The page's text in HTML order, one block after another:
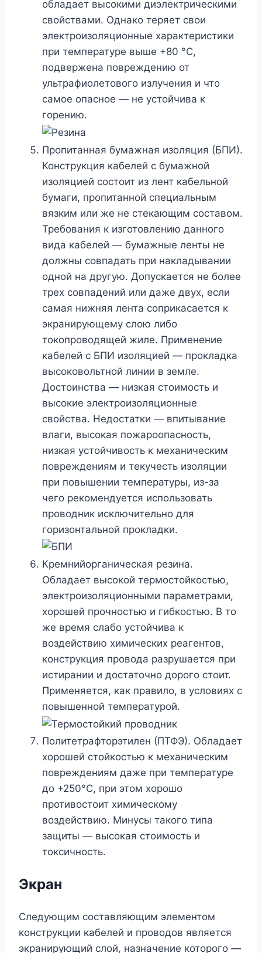
обладает высокими диэлектрическими
свойствами. Однако теряет свои
электроизоляционные характеристики
при температуре выше +80 °С,
подвержена повреждению от
ультрафиолетового излучения и что
самое опасное — не устойчива к
горению.
Пропитанная бумажная изоляция (БПИ).
Конструкция кабелей с бумажной
изоляцией состоит из лент кабельной
бумаги, пропитанной специальным
вязким или же не стекающим составом.
Требования к изготовлению данного
вида кабелей — бумажные ленты не
должны совпадать при накладывании
одной на другую. Допускается не более
трех совпадений или даже двух, если
самая нижняя лента соприкасается к
экранирующему слою либо
токопроводящей жиле. Применение
кабелей с БПИ изоляцией — прокладка
высоковольтной линии в земле.
Достоинства — низкая стоимость и
высокие электроизоляционные
свойства. Недостатки — впитывание
влаги, высокая пожароопасность,
низкая устойчивость к механическим
повреждениям и текучесть изоляции
при повышении температуры, из-за
чего рекомендуется использовать
проводник исключительно для
горизонтальной прокладки.
Кремнийорганическая резина.
Обладает высокой термостойкостью,
электроизоляционными параметрами,
хорошей прочностью и гибкостью. В то
же время слабо устойчива к
воздействию химических реагентов,
конструкция провода разрушается при
истирании и достаточно дорого стоит.
Применяется, как правило, в условиях с
повышенной температурой.
Политетрафторэтилен (ПТФЭ). Обладает
хорошей стойкостью к механическим
повреждениям даже при температуре
до +250°С, при этом хорошо
противостоит химическому
воздействию. Минусы такого типа
защиты — высокая стоимость и
токсичность.
Экран
Следующим составляющим элементом
конструкции кабелей и проводов является
экранирующий слой, назначение которого —